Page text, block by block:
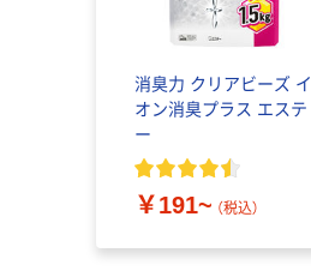
消臭力 クリアビーズ イ
オン消臭プラス エステ
ー
￥191~ （税込）